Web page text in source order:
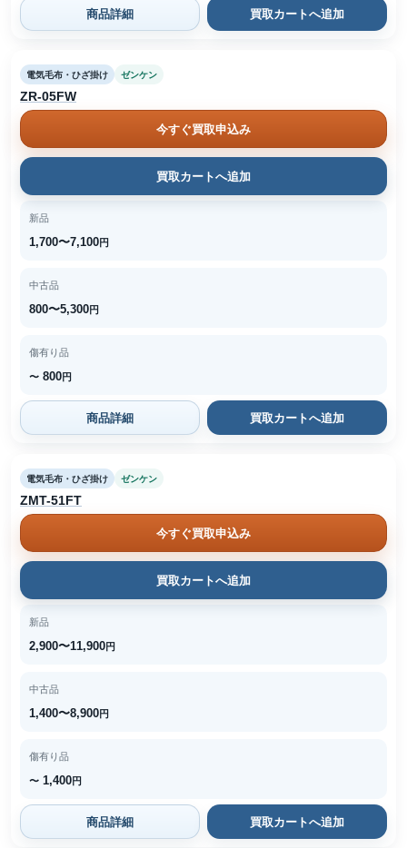
商品詳細 買取カートへ追加
電気毛布・ひざ掛け ゼンケン
ZR-05FW
今すぐ買取申込み
買取カートへ追加
新品
1,700〜7,100円
中古品
800〜5,300円
傷有り品
〜 800円
商品詳細 買取カートへ追加
電気毛布・ひざ掛け ゼンケン
ZMT-51FT
今すぐ買取申込み
買取カートへ追加
新品
2,900〜11,900円
中古品
1,400〜8,900円
傷有り品
〜 1,400円
商品詳細 買取カートへ追加